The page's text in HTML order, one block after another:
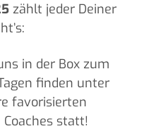
zählt jeder Deiner
in der Box zum
finden unter
favorisierten
statt!